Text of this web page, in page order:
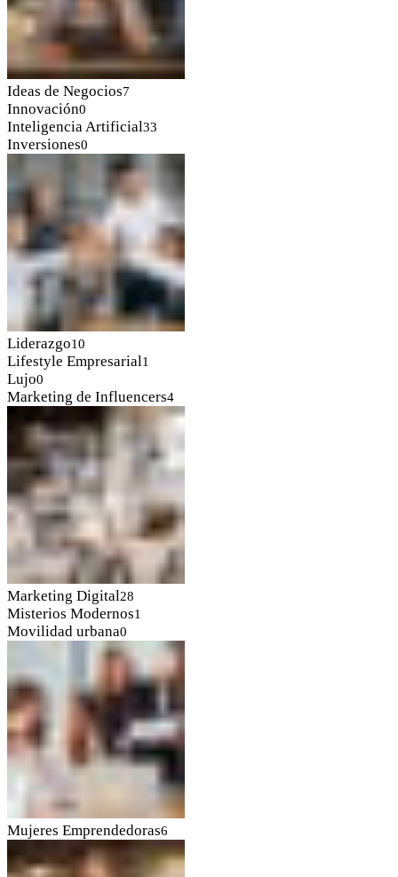
Ideas de Negocios7
Innovación0
Inteligencia Artificial33
Inversiones0
Liderazgo10
Lifestyle Empresarial1
Lujo0
Marketing de Influencers4
Marketing Digital28
Misterios Modernos1
Movilidad urbana0
Mujeres Emprendedoras6